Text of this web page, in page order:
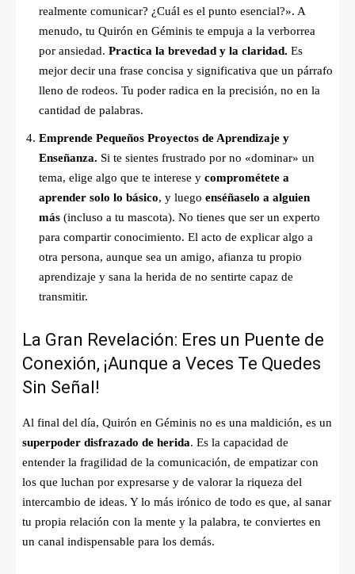
realmente comunicar? ¿Cuál es el punto esencial?». A
menudo, tu Quirón en Géminis te empuja a la verborrea
por ansiedad. Practica la brevedad y la claridad. Es
mejor decir una frase concisa y significativa que un párrafo
lleno de rodeos. Tu poder radica en la precisión, no en la
cantidad de palabras.
Emprende Pequeños Proyectos de Aprendizaje y
Enseñanza. Si te sientes frustrado por no «dominar» un
tema, elige algo que te interese y comprométete a
aprender solo lo básico, y luego enséñaselo a alguien
más (incluso a tu mascota). No tienes que ser un experto
para compartir conocimiento. El acto de explicar algo a
otra persona, aunque sea un amigo, afianza tu propio
aprendizaje y sana la herida de no sentirte capaz de
transmitir.
La Gran Revelación: Eres un Puente de
Conexión, ¡Aunque a Veces Te Quedes
Sin Señal!
Al final del día, Quirón en Géminis no es una maldición, es un
superpoder disfrazado de herida. Es la capacidad de
entender la fragilidad de la comunicación, de empatizar con
los que luchan por expresarse y de valorar la riqueza del
intercambio de ideas. Y lo más irónico de todo es que, al sanar
tu propia relación con la mente y la palabra, te conviertes en
un canal indispensable para los demás.